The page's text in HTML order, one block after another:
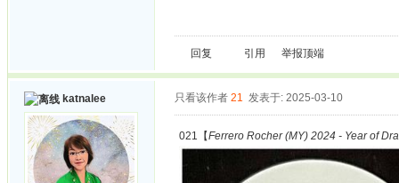
回复 引用 举报顶端
katnalee 只看该作者 21 发表于: 2025-03-10
021【Ferrero Rocher (MY) 2024 - Year of